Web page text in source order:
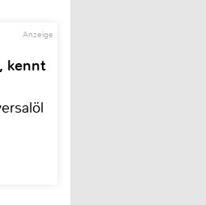
Anzeige
kennt